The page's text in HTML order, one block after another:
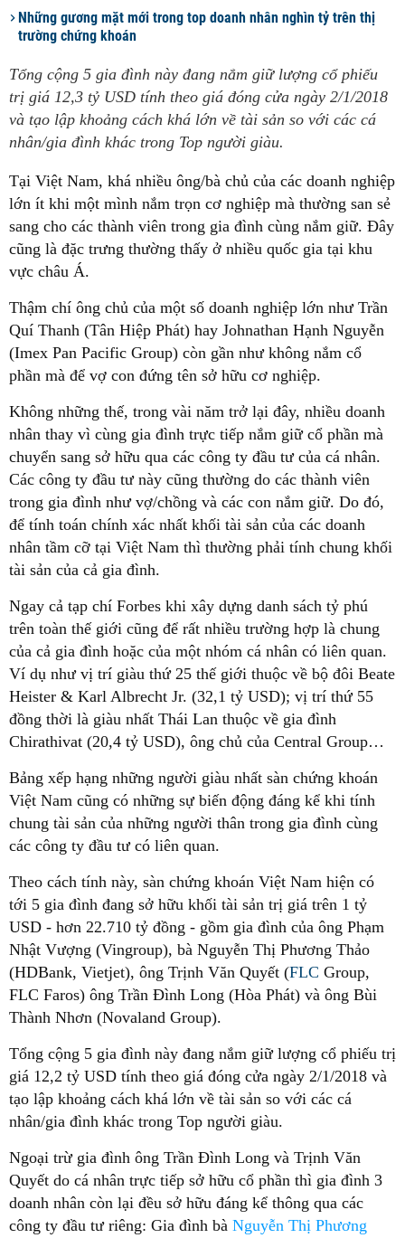
Những gương mặt mới trong top doanh nhân nghìn tỷ trên thị
trường chứng khoán
Tổng cộng 5 gia đình này đang nắm giữ lượng cổ phiếu
trị giá 12,3 tỷ USD tính theo giá đóng cửa ngày 2/1/2018
và tạo lập khoảng cách khá lớn về tài sản so với các cá
nhân/gia đình khác trong Top người giàu.
Tại Việt Nam, khá nhiều ông/bà chủ của các doanh nghiệp
lớn ít khi một mình nắm trọn cơ nghiệp mà thường san sẻ
sang cho các thành viên trong gia đình cùng nắm giữ. Đây
cũng là đặc trưng thường thấy ở nhiều quốc gia tại khu
vực châu Á.
Thậm chí ông chủ của một số doanh nghiệp lớn như Trần
Quí Thanh (Tân Hiệp Phát) hay Johnathan Hạnh Nguyễn
(Imex Pan Pacific Group) còn gần như không nắm cổ
phần mà để vợ con đứng tên sở hữu cơ nghiệp.
Không những thế, trong vài năm trở lại đây, nhiều doanh
nhân thay vì cùng gia đình trực tiếp nắm giữ cổ phần mà
chuyển sang sở hữu qua các công ty đầu tư của cá nhân.
Các công ty đầu tư này cũng thường do các thành viên
trong gia đình như vợ/chồng và các con nắm giữ. Do đó,
để tính toán chính xác nhất khối tài sản của các doanh
nhân tầm cỡ tại Việt Nam thì thường phải tính chung khối
tài sản của cả gia đình.
Ngay cả tạp chí Forbes khi xây dựng danh sách tỷ phú
trên toàn thế giới cũng để rất nhiều trường hợp là chung
của cả gia đình hoặc của một nhóm cá nhân có liên quan.
Ví dụ như vị trí giàu thứ 25 thế giới thuộc về bộ đôi Beate
Heister & Karl Albrecht Jr. (32,1 tỷ USD); vị trí thứ 55
đồng thời là giàu nhất Thái Lan thuộc về gia đình
Chirathivat (20,4 tỷ USD), ông chủ của Central Group…
Bảng xếp hạng những người giàu nhất sàn chứng khoán
Việt Nam cũng có những sự biến động đáng kể khi tính
chung tài sản của những người thân trong gia đình cùng
các công ty đầu tư có liên quan.
Theo cách tính này, sàn chứng khoán Việt Nam hiện có
tới 5 gia đình đang sở hữu khối tài sản trị giá trên 1 tỷ
USD - hơn 22.710 tỷ đồng - gồm gia đình của ông Phạm
Nhật Vượng (Vingroup), bà Nguyễn Thị Phương Thảo
(HDBank, Vietjet), ông Trịnh Văn Quyết (FLC Group,
FLC Faros) ông Trần Đình Long (Hòa Phát) và ông Bùi
Thành Nhơn (Novaland Group).
Tổng cộng 5 gia đình này đang nắm giữ lượng cổ phiếu trị
giá 12,2 tỷ USD tính theo giá đóng cửa ngày 2/1/2018 và
tạo lập khoảng cách khá lớn về tài sản so với các cá
nhân/gia đình khác trong Top người giàu.
Ngoại trừ gia đình ông Trần Đình Long và Trịnh Văn
Quyết do cá nhân trực tiếp sở hữu cổ phần thì gia đình 3
doanh nhân còn lại đều sở hữu đáng kể thông qua các
công ty đầu tư riêng: Gia đình bà Nguyễn Thị Phương